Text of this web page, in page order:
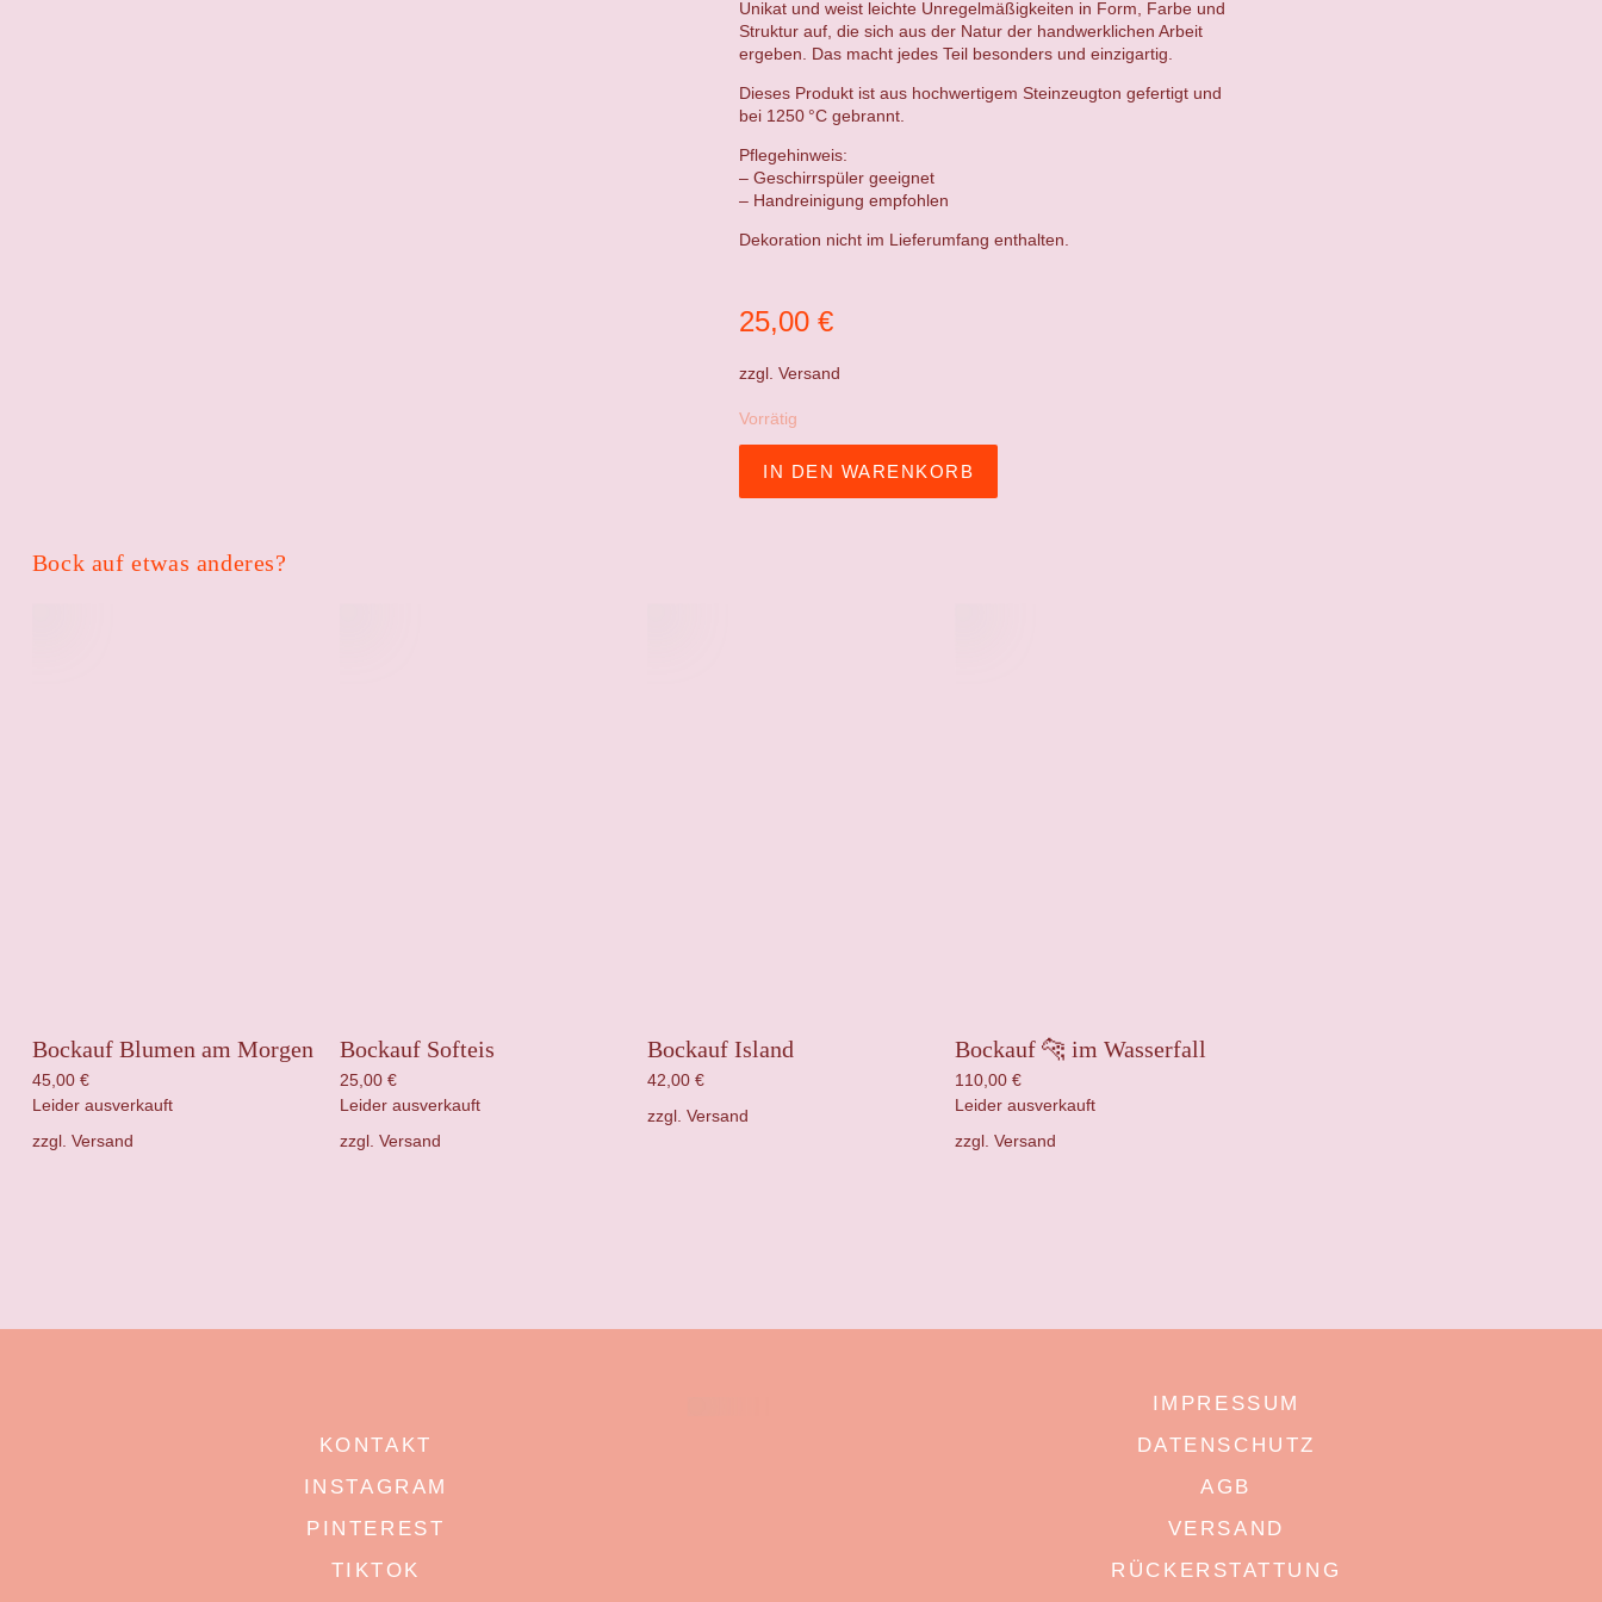
zzgl.Versand
25,00€
Vorrätig
IN DEN WARENKORB
Unikat und weist leichte Unregelmäßigkeiten in Form, Farbe und
Struktur auf, die sich aus der Natur der handwerklichen Arbeit
ergeben. Das macht jedes Teil besonders und einzigartig.
Dieses Produkt ist aus hochwertigem Steinzeugton gefertigt und
bei 1250 °C gebrannt.
Pflegehinweis:
– Geschirrspüler geeignet
– Handreinigung empfohlen
Dekoration nicht im Lieferumfang enthalten.
Bock auf etwas anderes?
Bockauf Blumen am Morgen
45,00 €
Leider ausverkauft
zzgl. Versand
Bockauf Softeis
25,00 €
Leider ausverkauft
zzgl. Versand
Bockauf Island
42,00 €
zzgl. Versand
Bockauf 🐆 im Wasserfall
110,00€
Leider ausverkauft
zzgl.Versand
KONTAKT
INSTAGRAM
PINTEREST
TIKTOK
IMPRESSUM
DATENSCHUTZ
AGB
VERSAND
RÜCKERSTATTUNG